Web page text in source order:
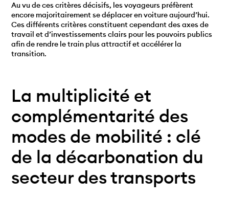
Au vu de ces critères décisifs, les voyageurs préfèrent
encore majoritairement se déplacer en voiture aujourd’hui.
Ces différents critères constituent cependant des axes de
travail et d’investissements clairs pour les pouvoirs publics
afin de rendre le train plus attractif et accélérer la
transition.
La multiplicité et
complémentarité des
modes de mobilité : clé
de la décarbonation du
secteur des transports